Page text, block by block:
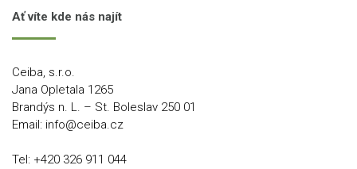
Ať víte kde nás najít
Ceiba, s.r.o.
Jana Opletala 1265
Brandýs n. L. – St. Boleslav 250 01
Email: info@ceiba.cz
Tel: +420 326 911 044